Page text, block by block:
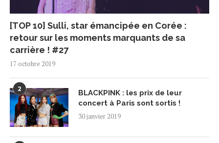
[TOP 10] Sulli, star émancipée en Corée :
retour sur les moments marquants de sa
carrière ! #27
17 octobre 2019
2
BLACKPINK : les prix de leur
concert à Paris sont sortis !
30 janvier 2019